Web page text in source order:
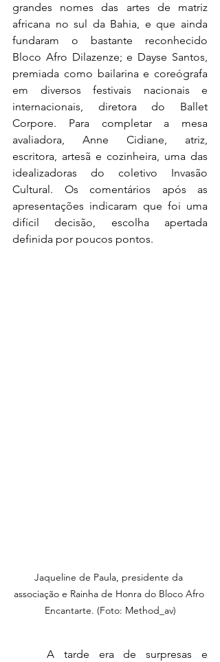
grandes nomes das artes de matriz
africana no sul da Bahia, e que ainda
fundaram o bastante reconhecido
Bloco Afro Dilazenze; e Dayse Santos,
premiada como bailarina e coreógrafa
em diversos festivais nacionais e
internacionais, diretora do Ballet
Corpore. Para completar a mesa
avaliadora, Anne Cidiane, atriz,
escritora, artesã e cozinheira, uma das
idealizadoras do coletivo Invasão
Cultural. Os comentários após as
apresentações indicaram que foi uma
difícil decisão, escolha apertada
definida por poucos pontos.
Jaqueline de Paula, presidente da
associação e Rainha de Honra do Bloco Afro
Encantarte. (Foto: Method_av)
A tarde era de surpresas e